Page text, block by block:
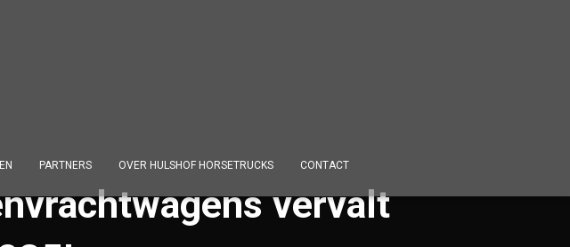
PARTNERS OVER HULSHOF HORSETRUCKS CONTACT
vervalt